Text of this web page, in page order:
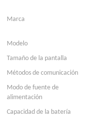
Marca
Modelo
Tamaño de la pantalla
Métodos de comunicación
Modo de fuente de
alimentación
Capacidad de la batería